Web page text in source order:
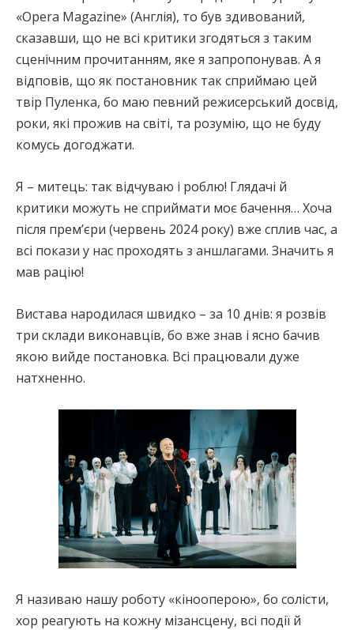
«Opera Magazine» (Англія), то був здивований,
сказавши, що не всі критики згодяться з таким
сценічним прочитанням, яке я запропонував. А я
відповів, що як постановник так сприймаю цей
твір Пуленка, бо маю певний режисерський досвід,
роки, які прожив на світі, та розумію, що не буду
комусь догоджати.
Я – митець: так відчуваю і роблю! Глядачі й
критики можуть не сприймати моє бачення… Хоча
після прем’єри (червень 2024 року) вже сплив час, а
всі покази у нас проходять з аншлагами. Значить я
мав рацію!
Вистава народилася швидко – за 10 днів: я розвів
три склади виконавців, бо вже знав і ясно бачив
якою вийде постановка. Всі працювали дуже
натхненно.
Я називаю нашу роботу «кінооперою», бо солісти,
хор реагують на кожну мізансцену, всі події й